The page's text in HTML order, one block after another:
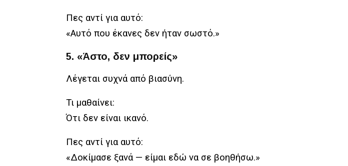
Πες αντί για αυτό:
«Αυτό που έκανες δεν ήταν σωστό.»
5. «Άστο, δεν μπορείς»
Λέγεται συχνά από βιασύνη.
Τι μαθαίνει:
Ότι δεν είναι ικανό.
Πες αντί για αυτό:
«Δοκίμασε ξανά — είμαι εδώ να σε βοηθήσω.»